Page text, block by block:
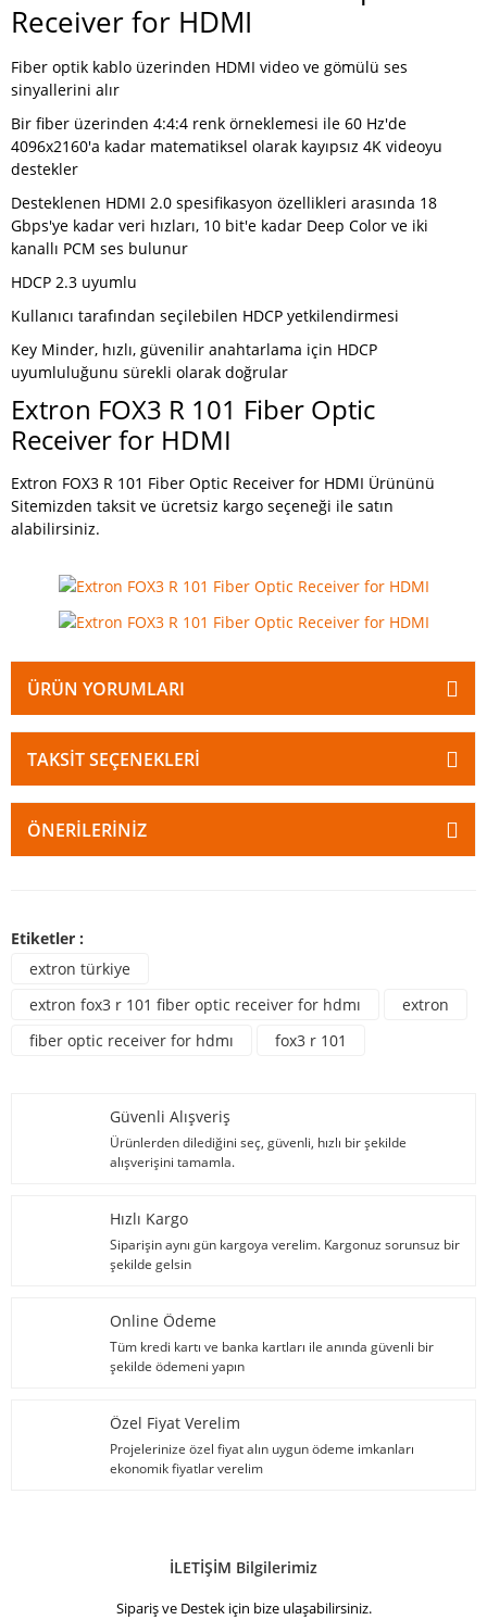
Receiver for HDMI
Fiber optik kablo üzerinden HDMI video ve gömülü ses
sinyallerini alır
Bir fiber üzerinden 4:4:4 renk örneklemesi ile 60 Hz'de
4096x2160'a kadar matematiksel olarak kayıpsız 4K videoyu
destekler
Desteklenen HDMI 2.0 spesifikasyon özellikleri arasında 18
Gbps'ye kadar veri hızları, 10 bit'e kadar Deep Color ve iki
kanallı PCM ses bulunur
HDCP 2.3 uyumlu
Kullanıcı tarafından seçilebilen HDCP yetkilendirmesi
Key Minder, hızlı, güvenilir anahtarlama için HDCP
uyumluluğunu sürekli olarak doğrular
Extron FOX3 R 101 Fiber Optic
Receiver for HDMI
Extron FOX3 R 101 Fiber Optic Receiver for HDMI Ürününü
Sitemizden taksit ve ücretsiz kargo seçeneği ile satın
alabilirsiniz.
ÜRÜN YORUMLARI
TAKSIT SEÇENEKLERI
ÖNERILERINIZ
Etiketler :
extron türkiye
extron fox3 r 101 fiber optic receiver for hdmı
extron
fiber optic receiver for hdmı
fox3 r 101
Güvenli Alışveriş
Ürünlerden dilediğini seç, güvenli, hızlı bir şekilde
alışverişini tamamla.
Hızlı Kargo
Siparişin aynı gün kargoya verelim. Kargonuz sorunsuz bir
şekilde gelsin
Online Ödeme
Tüm kredi kartı ve banka kartları ile anında güvenli bir
şekilde ödemeni yapın
Özel Fiyat Verelim
Projelerinize özel fiyat alın uygun ödeme imkanları
ekonomik fiyatlar verelim
İLETİŞİM Bilgilerimiz
Sipariş ve Destek için bize ulaşabilirsiniz.